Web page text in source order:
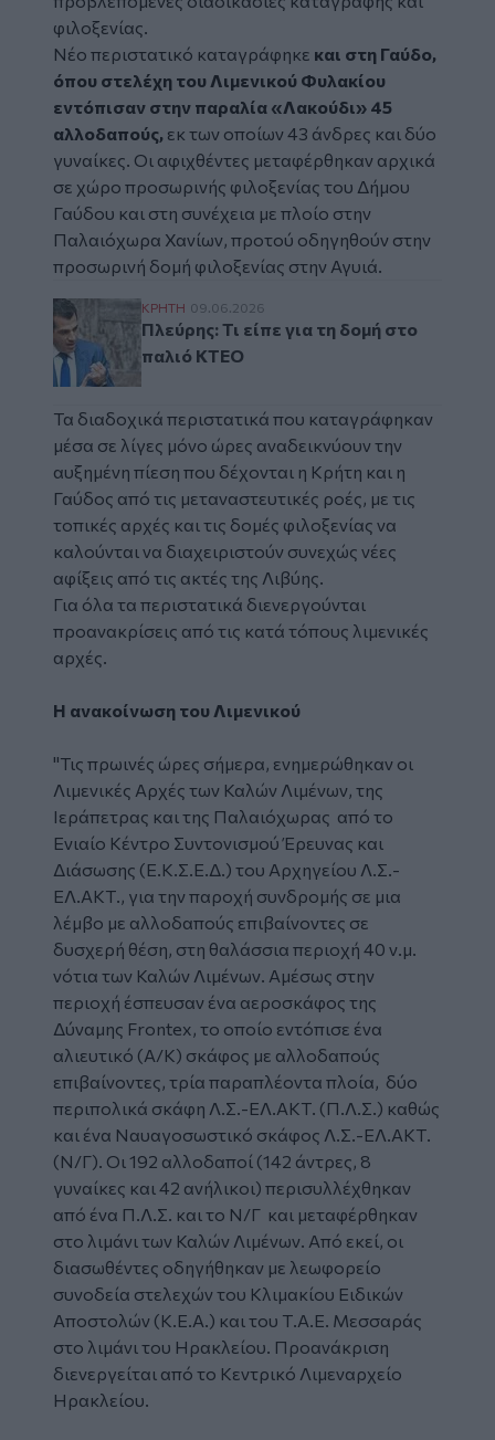
φιλοξενίας.
Νέο περιστατικό καταγράφηκε και στη Γαύδο,
όπου στελέχη του Λιμενικού Φυλακίου
εντόπισαν στην παραλία «Λακούδι» 45
αλλοδαπούς, εκ των οποίων 43 άνδρες και δύο
γυναίκες. Οι αφιχθέντες μεταφέρθηκαν αρχικά
σε χώρο προσωρινής φιλοξενίας του Δήμου
Γαύδου και στη συνέχεια με πλοίο στην
Παλαιόχωρα Χανίων, προτού οδηγηθούν στην
προσωρινή δομή φιλοξενίας στην Αγυιά.
Πλεύρης: Τι είπε για τη δομή στο παλιό
ΚΡΗΤΗ 09.06.2026
Πλεύρης: Τι είπε για τη δομή στο
παλιό ΚΤΕΟ
Τα διαδοχικά περιστατικά που καταγράφηκαν
μέσα σε λίγες μόνο ώρες αναδεικνύουν την
αυξημένη πίεση που δέχονται η Κρήτη και η
Γαύδος από τις μεταναστευτικές ροές, με τις
τοπικές αρχές και τις δομές φιλοξενίας να
καλούνται να διαχειριστούν συνεχώς νέες
αφίξεις από τις ακτές της Λιβύης.
Για όλα τα περιστατικά διενεργούνται
προανακρίσεις από τις κατά τόπους λιμενικές
αρχές.
Η ανακοίνωση του Λιμενικού
"Τις πρωινές ώρες σήμερα, ενημερώθηκαν οι
Λιμενικές Αρχές των Καλών Λιμένων, της
Ιεράπετρας και της Παλαιόχωρας από το
Ενιαίο Κέντρο Συντονισμού Έρευνας και
Διάσωσης (Ε.Κ.Σ.Ε.Δ.) του Αρχηγείου Λ.Σ.-
ΕΛ.ΑΚΤ., για την παροχή συνδρομής σε μια
λέμβο με αλλοδαπούς επιβαίνοντες σε
δυσχερή θέση, στη θαλάσσια περιοχή 40 ν.μ.
νότια των Καλών Λιμένων. Αμέσως στην
περιοχή έσπευσαν ένα αεροσκάφος της
Δύναμης Frontex, το οποίο εντόπισε ένα
αλιευτικό (Α/Κ) σκάφος με αλλοδαπούς
επιβαίνοντες, τρία παραπλέοντα πλοία, δύο
περιπολικά σκάφη Λ.Σ.-ΕΛ.ΑΚΤ. (Π.Λ.Σ.) καθώς
και ένα Ναυαγοσωστικό σκάφος Λ.Σ.-ΕΛ.ΑΚΤ.
(Ν/Γ). Οι 192 αλλοδαποί (142 άντρες, 8
γυναίκες και 42 ανήλικοι) περισυλλέχθηκαν
από ένα Π.Λ.Σ. και το Ν/Γ και μεταφέρθηκαν
στο λιμάνι των Καλών Λιμένων. Από εκεί, οι
διασωθέντες οδηγήθηκαν με λεωφορείο
συνοδεία στελεχών του Κλιμακίου Ειδικών
Αποστολών (Κ.Ε.Α.) και του Τ.Α.Ε. Μεσσαράς
στο λιμάνι του Ηρακλείου. Προανάκριση
διενεργείται από το Κεντρικό Λιμεναρχείο
Ηρακλείου.